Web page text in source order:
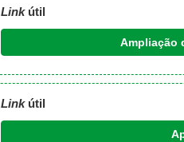
Linkútil
Ampliação
Linkútil